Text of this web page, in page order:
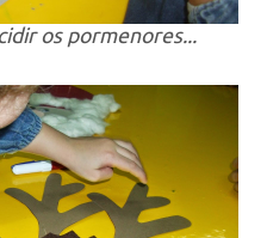
os pormenores...